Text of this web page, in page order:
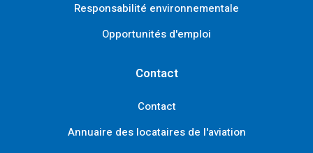
Responsabilité environnementale
Opportunités d'emploi
Contact
Contact
Annuaire des locataires de l'aviation